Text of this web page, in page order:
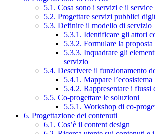
5.1. Cosa sono i servizi e il service
5.2. Progettare servizi pubblici
5.3. Definire il modello di servizio
5.3.1. Identificare gli attori
5.3.2. Formulare la
5.3.3. Inquadrare gli
servizio
5.4. Descrivere il funzionamento
5.4.1. Mappare l’ecosistema
5.4.2. Rappresentare i flussi
5.5. Co-progettare le soluzioni
5.5.1. Workshop di co-
6. Progettazione dei contenuti
6.1. Cos’è il content design